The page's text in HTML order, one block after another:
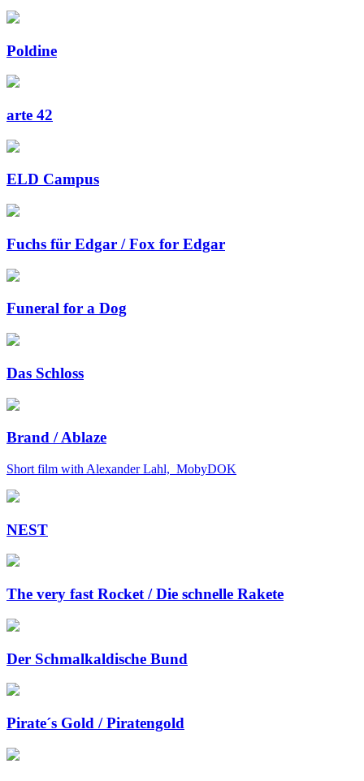
Poldine
arte 42
ELD Campus
Fuchs für Edgar / Fox for Edgar
Funeral for a Dog
Das Schloss
Brand / Ablaze
Short film with Alexander Lahl, MobyDOK
NEST
The very fast Rocket / Die schnelle Rakete
Der Schmalkaldische Bund
Pirate´s Gold / Piratengold